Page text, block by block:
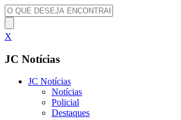
X
JC Notícias
JC Notícias
Notícias
Policial
Destaques